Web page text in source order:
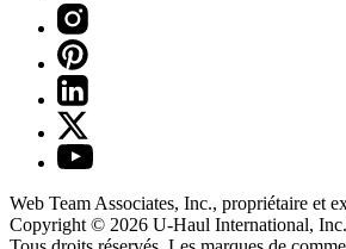
Web Team Associates, Inc., propriétaire et
Copyright © 2026 U-Haul International, Inc.